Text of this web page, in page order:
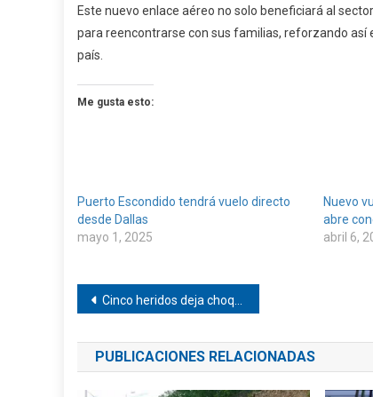
Este nuevo enlace aéreo no solo beneficiará al
para reencontrarse con sus familias, reforzando así
país.
Me gusta esto:
Puerto Escondido tendrá vuelo directo
desde Dallas
mayo 1, 2025
Nuevo
abre
abril 6,
Navegación
de
entradas
Cinco heridos deja choque cerca de Pinotepa
PUBLICACIONES RELACIONADAS